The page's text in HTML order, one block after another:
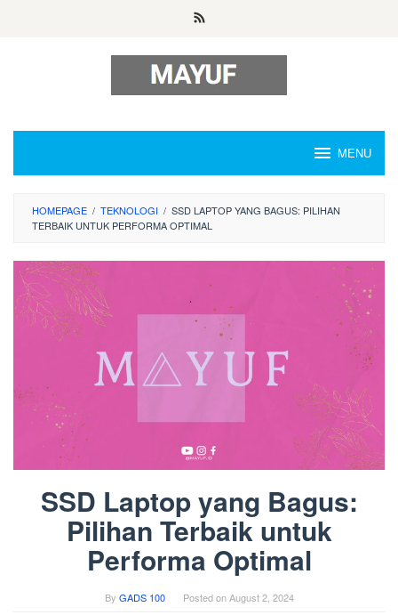
MENU
HOMEPAGE / TEKNOLOGI / SSD LAPTOP YANG BAGUS: PILIHAN
TERBAIK UNTUK PERFORMA OPTIMAL
SSD Laptop yang Bagus:
Pilihan Terbaik untuk
Performa Optimal
By GADS 100 Posted onAugust 2, 2024